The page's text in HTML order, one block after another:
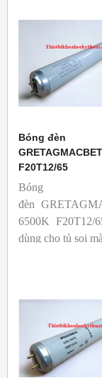
Bóng đèn
F20T12/65
Bóng
đèn
6500K F20T12/
dùng cho tủ soi